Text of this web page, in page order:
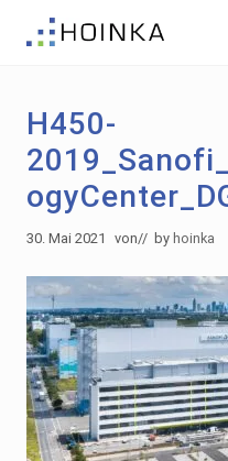
Fußzeile
Green
Building
H450-
30. Mai 2021 von// by hoinka